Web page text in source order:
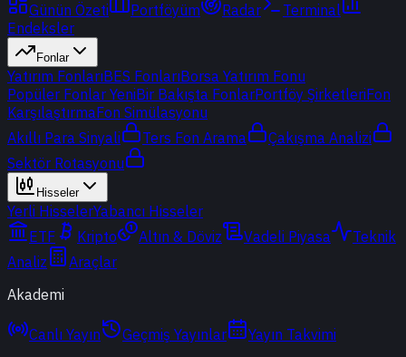
Günün Özeti Portföyüm Radar
Terminal
Endeksler
Fonlar
Yatırım FonlarıBES FonlarıBorsa Yatırım Fonu
Popüler Fonlar YeniBir Bakışta FonlarPortföy ŞirketleriFon
KarşılaştırmaFon Simülasyonu
Akıllı Para Sinyali
Ters Fon Arama
Çakışma Analizi
Sektör Rotasyonu
Hisseler
Yerli HisselerYabancı Hisseler
ETF
Kripto Altın & Döviz Vadeli Piyasa
Teknik
Analiz
Araçlar
Akademi
Canlı Yayın Geçmiş Yayınlar
Yayın Takvimi